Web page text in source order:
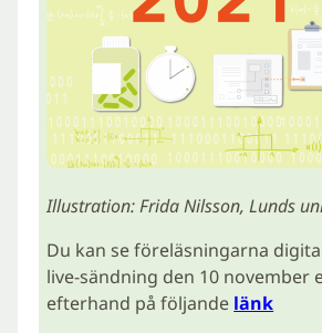
Illustration: Frida Nilsson, Lunds
Du kan se föreläsningarna
live-sändning den 10 november
efterhand på följande länk